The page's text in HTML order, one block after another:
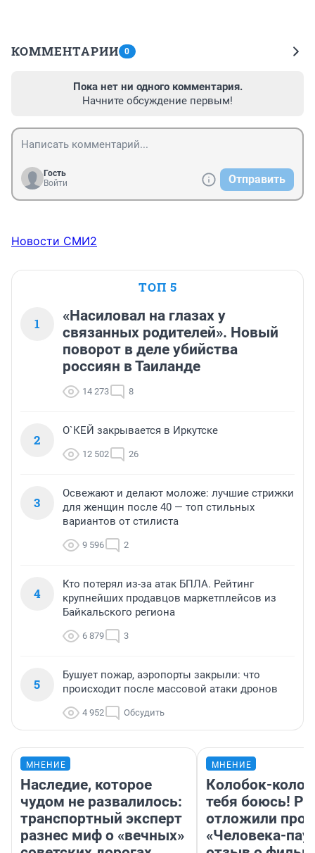
КОММЕНТАРИИ 0
Пока нет ни одного комментария.
Начните обсуждение первым!
Гость
Войти
Отправить
Новости СМИ2
ТОП 5
1
«Насиловал на глазах у
связанных родителей». Новый
поворот в деле убийства
россиян в Таиланде
14 273 8
2
О`КЕЙ закрывается в Иркутске
12 502 26
3
Освежают и делают моложе: лучшие стрижки
для женщин после 40 — топ стильных
вариантов от стилиста
9 596 2
4
Кто потерял из-за атак БПЛА. Рейтинг
крупнейших продавцов маркетплейсов из
Байкальского региона
6 879 3
5
Бушует пожар, аэропорты закрыли: что
происходит после массовой атаки дронов
4 952 Обсудить
МНЕНИЕ
Наследие, которое
чудом не развалилось:
транспортный эксперт
разнес миф о «вечных»
МНЕНИЕ
Колобок-
тебя боюсь!
отложили
«Человека-